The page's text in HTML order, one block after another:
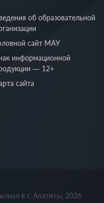
об образовательной
сайт МАУ
информационной
— 12+
сайта
в г. Апатиты, 2026